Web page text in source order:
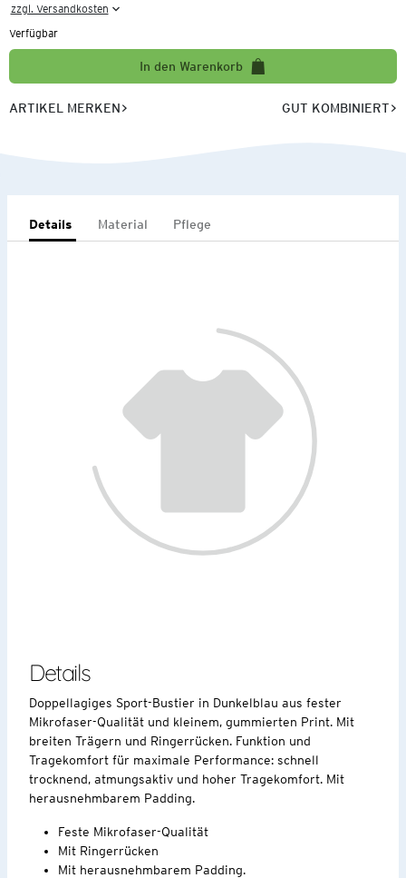
zzgl. Versandkosten
Verfügbar
In den Warenkorb
ARTIKEL MERKEN GUT KOMBINIERT
Details Material Pflege
Details
Doppellagiges Sport-Bustier in Dunkelblau aus fester
Mikrofaser-Qualität und kleinem, gummierten Print. Mit
breiten Trägern und Ringerrücken. Funktion und
Tragekomfort für maximale Performance: schnell
trocknend, atmungsaktiv und hoher Tragekomfort. Mit
herausnehmbarem Padding.
Feste Mikrofaser-Qualität
Mit Ringerrücken
Mit herausnehmbarem Padding.